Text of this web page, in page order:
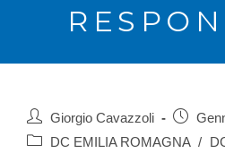
Giorgio Cavazzoli
DC EMILIA ROMAGNA /